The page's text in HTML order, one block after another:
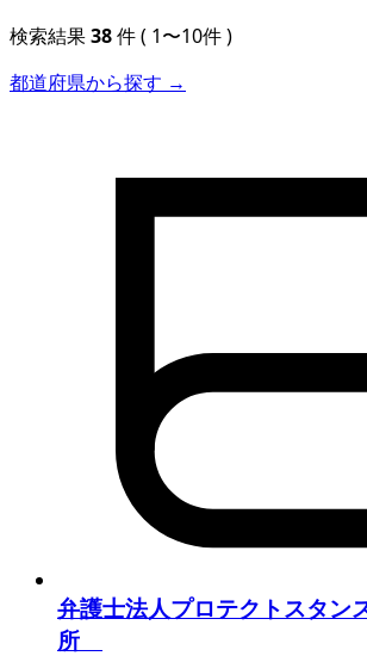
検索結果38件( 1〜10件 )
都道府県から探す →
弁護士法人プロテクトスタ
所